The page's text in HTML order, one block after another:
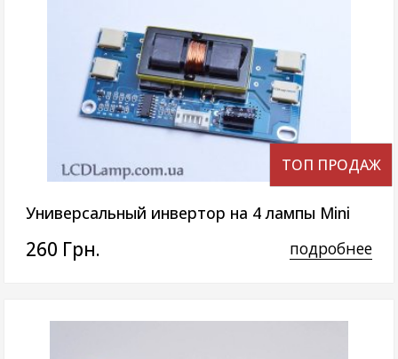
ТОП ПРОДАЖ
Универсальный инвертор на 4 лампы Mini
260 Грн. подробнее